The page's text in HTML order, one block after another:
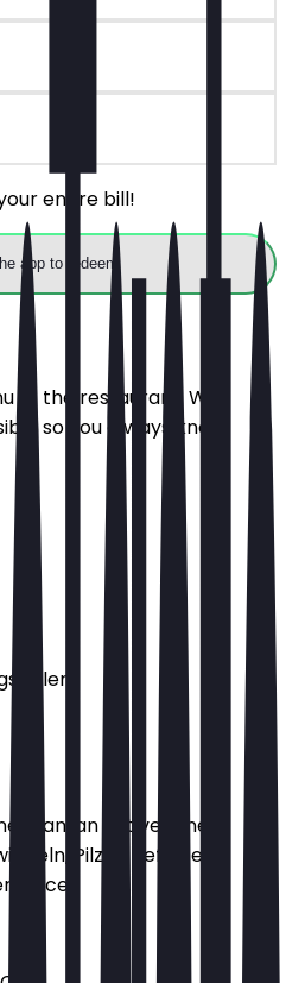
entire bill!
app to redeem
of the restaurant. We
so you always know
Wantan mit veganem
Pilzen gefüllte